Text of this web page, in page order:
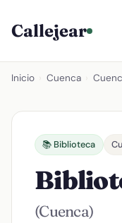
Callejear
Inicio Cuenca
📚 Biblioteca
(Cuenca)